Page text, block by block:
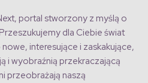
portal stworzony z myślą o
dla Ciebie świat
interesujące i zaskakujące,
i wyobraźnią przekraczającą
przeobrażają naszą